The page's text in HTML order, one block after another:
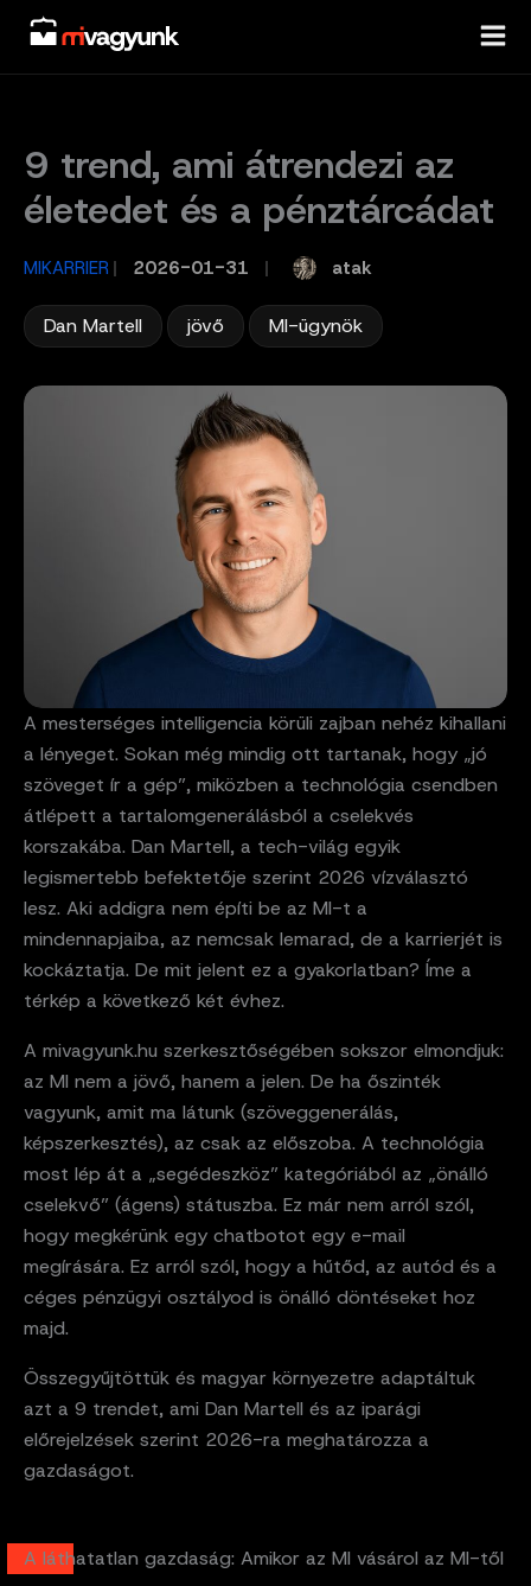
Skip
content
9 trend, ami átrendezi az
életedet és a pénztárcádat
MIKARRIER / 2026-01-31 atak
Dan Martell jövő MI-ügynök
A mesterséges intelligencia körüli zajban nehéz kihallani
a lényeget. Sokan még mindig ott tartanak, hogy „jó
szöveget ír a gép”, miközben a technológia csendben
átlépett a tartalomgenerálásból a cselekvés
korszakába. Dan Martell, a tech-világ egyik
legismertebb befektetője szerint 2026 vízválasztó
lesz. Aki addigra nem építi be az MI-t a
mindennapjaiba, az nemcsak lemarad, de a karrierjét is
kockáztatja. De mit jelent ez a gyakorlatban? Íme a
térkép a következő két évhez.
A mivagyunk.hu szerkesztőségében sokszor elmondjuk:
az MI nem a jövő, hanem a jelen. De ha őszinték
vagyunk, amit ma látunk (szöveggenerálás,
képszerkesztés), az csak az előszoba. A technológia
most lép át a „segédeszköz” kategóriából az „önálló
cselekvő” (ágens) státuszba. Ez már nem arról szól,
hogy megkérünk egy chatbotot egy e-mail
megírására. Ez arról szól, hogy a hűtőd, az autód és a
céges pénzügyi osztályod is önálló döntéseket hoz
majd.
Összegyűjtöttük és magyar környezetre adaptáltuk
azt a 9 trendet, ami Dan Martell és az iparági
előrejelzések szerint 2026-ra meghatározza a
gazdaságot.
A láthatatlan gazdaság: Amikor az MI vásárol az MI-től